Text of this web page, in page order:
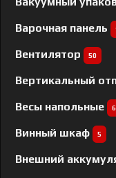
Варочная панель
Вентилятор 50
Вертикальный
Весы напольные
Винный шкаф 5
Внешний